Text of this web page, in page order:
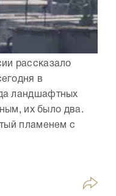
рассказало
в
ландшафтных
их было два.
пламенем с